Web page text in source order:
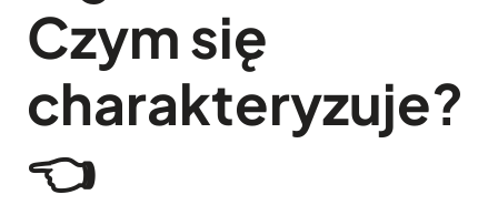
Czym się
charakteryzuje?
👈